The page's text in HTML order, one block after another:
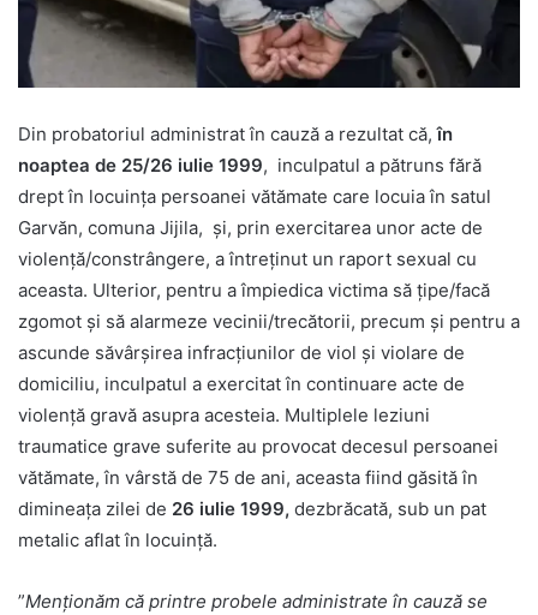
Din probatoriul administrat în cauză a rezultat că,în
noaptea de 25/26 iulie 1999, inculpatul a pătruns fără
drept în locuința persoanei vătămate care locuia în satul
Garvăn, comuna Jijila, și, prin exercitarea unor acte de
violență/constrângere, a întreținut un raport sexual cu
aceasta. Ulterior, pentru a împiedica victima să țipe/facă
zgomot și să alarmeze vecinii/trecătorii, precum și pentru a
ascunde săvârșirea infracțiunilor de viol și violare de
domiciliu, inculpatul a exercitat în continuare acte de
violență gravă asupra acesteia. Multiplele leziuni
traumatice grave suferite au provocat decesul persoanei
vătămate, în vârstă de 75 de ani, aceasta fiind găsită în
dimineața zilei de 26 iulie 1999, dezbrăcată, sub un pat
metalic aflat în locuință.
”Menționăm că printre probele administrate în cauză se